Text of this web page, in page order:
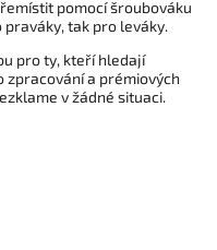
pomocí šroubováku
praváky, tak pro leváky.
pro ty, kteří hledají
zpracování a prémiových
v žádné situaci.